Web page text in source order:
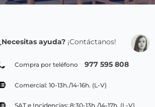
Suscribirse
de usuarios.
acogido al acuerdo de seguridad EU-US
la información adicional y detallada sobre nuestra Política de